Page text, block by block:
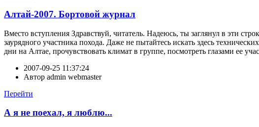
Алтай-2007. Бортовой журнал
Вместо вступления Здравствуй, читатель. Надеюсь, ты заглянул в эти
заурядного участника похода. Даже не пытайтесь искать здесь
дни на Алтае, прочувствовать климат в группе, посмотреть глазами ее
2007-09-25 11:37:24
Автор admin webmaster
Перейти
А я не поехал, я люблю...